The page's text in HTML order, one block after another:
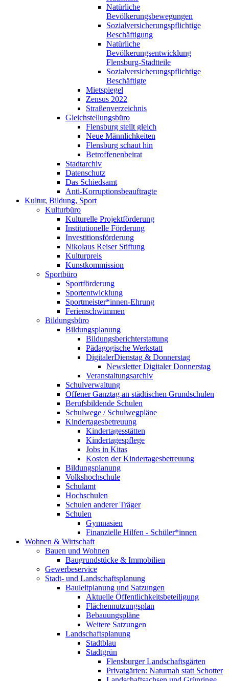
Natürliche
Bevölkerungsbewegungen
Sozialversicherungspflichtige
Beschäftigung
Natürliche
Bevölkerungsentwicklung
Flensburg-Stadtteile
Sozialversicherungspflichtige
Beschäftigte
Mietspiegel
Zensus 2022
Straßenverzeichnis
Gleichstellungsbüro
Flensburg stellt gleich
Neue Männlichkeiten
Flensburg schaut hin
Betroffenenbeirat
Stadtarchiv
Datenschutz
Das Schiedsamt
Anti-Korruptionsbeauftragte
Kultur, Bildung, Sport
Kulturbüro
Kulturelle Projektförderung
Institutionelle Förderung
Investitionsförderung
Nikolaus Reiser Stiftung
Kulturpreis
Kunstkommission
Sportbüro
Sportförderung
Sportentwicklung
Sportmeister*innen-Ehrung
Ferienschwimmen
Bildungsbüro
Bildungsplanung
Bildungsberichterstattung
Pädagogische Werkstatt
DigitalerDienstag & Donnerstag
Newsletter Digitaler Donnerstag
Veranstaltungsarchiv
Schulverwaltung
Offener Ganztag an städtischen Grundschulen
Berufsbildende Schulen
Schulwege / Schulwegpläne
Kindertagesbetreuung
Kindertagesstätten
Kindertagespflege
Jobs in Kitas
Kosten der Kindertagesbetreuung
Bildungsplanung
Volkshochschule
Schulamt
Hochschulen
Schulen anderer Träger
Schulen
Gymnasien
Finanzielle Hilfen - Schüler*innen
Wohnen & Wirtschaft
Bauen und Wohnen
Baugrundstücke & Immobilien
Gewerbeservice
Stadt- und Landschaftsplanung
Bauleitplanung und Satzungen
Aktuelle Öffentlichkeitsbeteiligung
Flächennutzungsplan
Bebauungspläne
Weitere Satzungen
Landschaftsplanung
Stadtblau
Stadtgrün
Flensburger Landschaftsgärten
Privatgärten: Naturnah statt Schotter